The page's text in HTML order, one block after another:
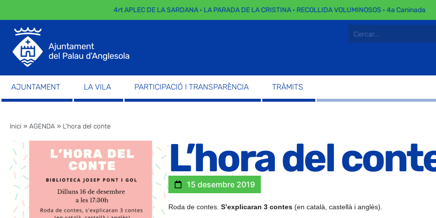
4rt APLEC DE LA SARDANA · LA PARADA DE LA CRISTINA · RECOLLIDA VOLUMINOSOS · 4a Caninada
AJUNTAMENT LA VILA PARTICIPACIÓ I TRANSPARÈNCIA TRÀMITS
Inici » AGENDA » L’hora del conte
L’hora del
15 desembre 2019
Roda de contes. S’explicaran 3 contes (en català, castellà i anglès).